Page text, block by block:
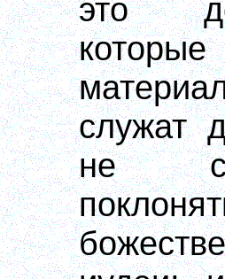
это
служат
не